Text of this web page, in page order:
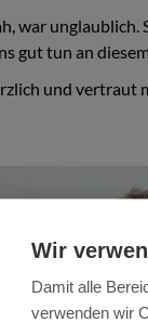
war
gut tun an diesem
und
Wir
Damit alle
verwenden wir